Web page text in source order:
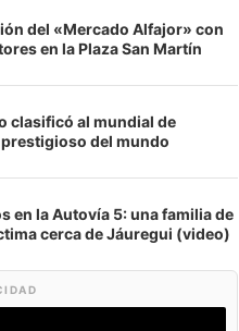
del «Mercado Alfajor» con
en la Plaza San Martín
clasificó al mundial de
del mundo
en la Autovía 5: una familia de
cerca de Jáuregui (video)